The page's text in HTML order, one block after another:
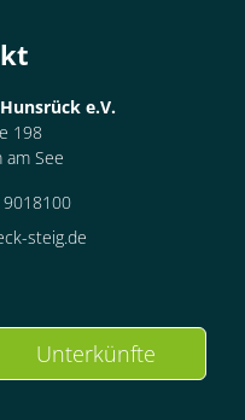
e.V.
198
am See
steig.de
Unterkünfte